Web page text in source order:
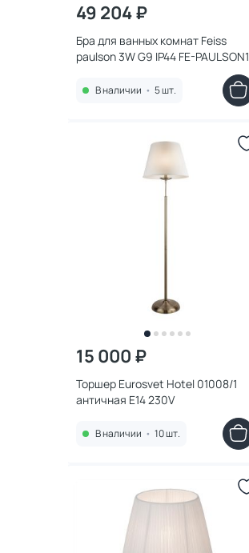
49 204 ₽
Бра для ванных комнат Feiss
paulson 3W G9 IP44 FE-PAULSON1
В наличии • 5 шт.
15 000 ₽
Торшер Eurosvet Hotel 01008/1
античная E14 230V
В наличии • 10 шт.